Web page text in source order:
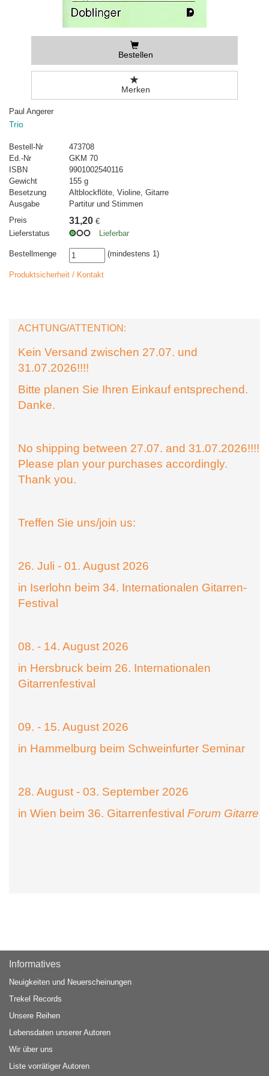
Bestellen
Merken
Paul Angerer
Trio
Bestell-Nr
473708
Ed.-Nr
GKM 70
ISBN
9901002540116
Gewicht
155 g
Besetzung
Altblockflöte, Violine, Gitarre
Ausgabe
Partitur und Stimmen
Preis
31,20 €
Lieferstatus
Lieferbar
Bestellmenge (mindestens 1)
Produktsicherheit / Kontakt
ACHTUNG/ATTENTION:
Kein Versand zwischen 27.07. und
31.07.2026!!!!
Bitte planen Sie Ihren Einkauf entsprechend.
Danke.
No shipping between 27.07. and 31.07.2026!!!!
Please plan your purchases accordingly.
Thank you.
Treffen Sie uns/join us:
26. Juli - 01. August 2026
in Iserlohn beim 34. Internationalen Gitarren-
Festival
08. - 14. August 2026
in Hersbruck beim 26. Internationalen
Gitarrenfestival
09. - 15. August 2026
in Hammelburg beim Schweinfurter Seminar
28. August - 03. September 2026
in Wien beim 36. Gitarrenfestival Forum Gitarre
Informatives
Neuigkeiten und Neuerscheinungen
Trekel Records
Unsere Reihen
Lebensdaten unserer Autoren
Wir über uns
Liste vorrätiger Autoren